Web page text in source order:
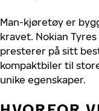
Man-kjøretøy er
kravet. Nokian
presterer på sitt
kompaktbiler til
unike egenskaper.